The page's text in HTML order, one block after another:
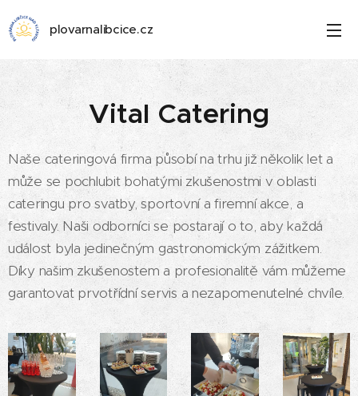
plovarnalibcice.cz
Vital Catering
Naše cateringová firma působí na trhu již několik let a
může se pochlubit bohatými zkušenostmi v oblasti
cateringu pro svatby, sportovní a firemní akce, a
festivaly. Naši odborníci se postarají o to, aby každá
událost byla jedinečným gastronomickým zážitkem.
Díky našim zkušenostem a profesionalitě vám můžeme
garantovat prvotřídní servis a nezapomenutelné chvíle.